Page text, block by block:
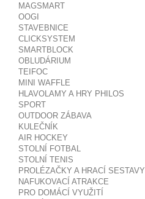
MAGSMART
OOGI
STAVEBNICE
CLICKSYSTEM
SMARTBLOCK
OBLUDÁRIUM
TEIFOC
MINI WAFFLE
HLAVOLAMY A HRY PHILOS
SPORT
OUTDOOR ZÁBAVA
KULEČNÍK
AIR HOCKEY
STOLNÍ FOTBAL
STOLNÍ TENIS
PROLÉZAČKY A HRACÍ SESTAVY
NAFUKOVACÍ ATRAKCE
PRO DOMÁCÍ VYUŽITÍ